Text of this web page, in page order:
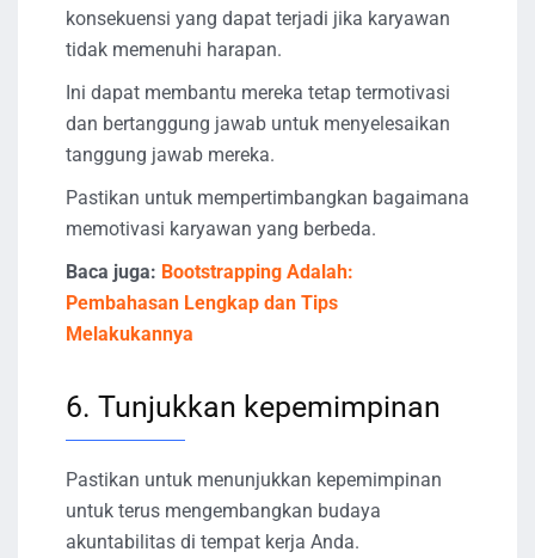
konsekuensi yang dapat terjadi jika karyawan
tidak memenuhi harapan.
Ini dapat membantu mereka tetap termotivasi
dan bertanggung jawab untuk menyelesaikan
tanggung jawab mereka.
Pastikan untuk mempertimbangkan bagaimana
memotivasi karyawan yang berbeda.
Baca juga: Bootstrapping Adalah:
Pembahasan Lengkap dan Tips
Melakukannya
6. Tunjukkan kepemimpinan
Pastikan untuk menunjukkan kepemimpinan
untuk terus mengembangkan budaya
akuntabilitas di tempat kerja Anda.